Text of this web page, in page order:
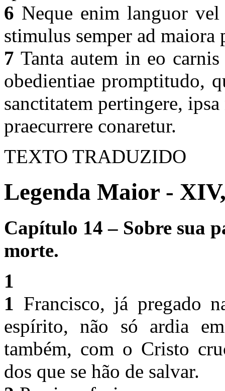
6 Neque enim languor
stimulus semper ad maiora
7 Tanta autem in eo
obedientiae promptitudo,
sanctitatem pertingere,
praecurrere conaretur.
TEXTO TRADUZIDO
Legenda Maior -
Capítulo 14 – Sobre sua
morte.
1
1 Francisco, já pregado
espírito, não só ardia
também, com o Cristo
dos que se hão de salvar.